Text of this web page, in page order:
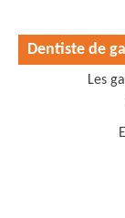
Dentiste de
Les